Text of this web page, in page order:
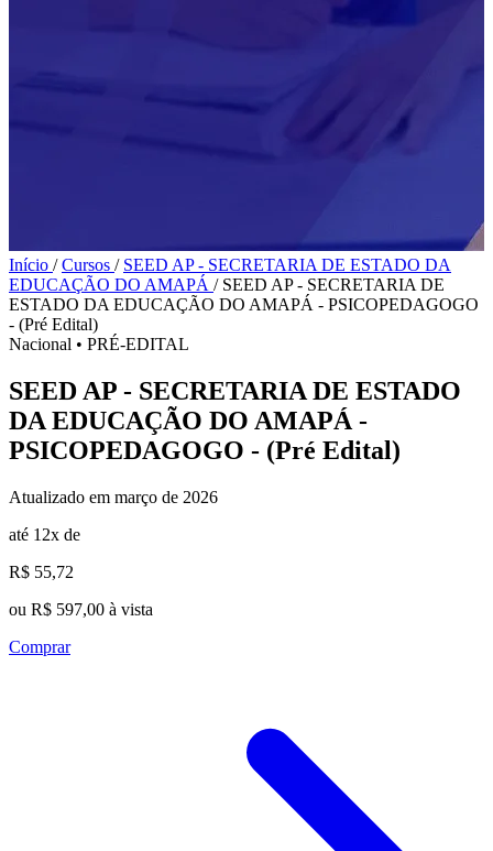
Início / Cursos / SEED AP - SECRETARIA DE ESTADO DA
EDUCAÇÃO DO AMAPÁ / SEED AP - SECRETARIA DE
ESTADO DA EDUCAÇÃO DO AMAPÁ - PSICOPEDAGOGO
- (Pré Edital)
Nacional • PRÉ-EDITAL
SEED AP - SECRETARIA DE ESTADO
DA EDUCAÇÃO DO AMAPÁ -
PSICOPEDAGOGO - (Pré Edital)
Atualizado em março de 2026
até 12x de
R$ 55,72
ou R$ 597,00 à vista
Comprar